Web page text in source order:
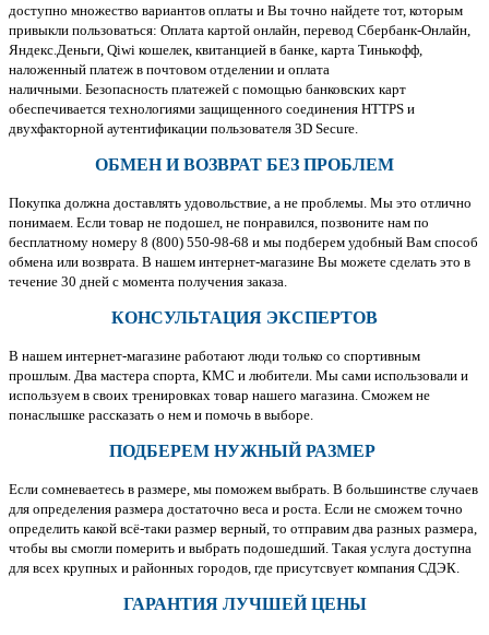
доступно множество вариантов оплаты и Вы точно найдете тот, которым
привыкли пользоваться: Оплата картой онлайн, перевод Сбербанк-Онлайн,
Яндекс.Деньги, Qiwi кошелек, квитанцией в банке, карта Тинькофф,
наложенный платеж в почтовом отделении и оплата
наличными. Безопасность платежей с помощью банковских карт
обеспечивается технологиями защищенного соединения HTTPS и
двухфакторной аутентификации пользователя 3D Secure.
ОБМЕН И ВОЗВРАТ БЕЗ ПРОБЛЕМ
Покупка должна доставлять удовольствие, а не проблемы. Мы это отлично
понимаем. Если товар не подошел, не понравился, позвоните нам по
бесплатному номеру 8 (800) 550-98-68 и мы подберем удобный Вам способ
обмена или возврата. В нашем интернет-магазине Вы можете сделать это в
течение 30 дней с момента получения заказа.
КОНСУЛЬТАЦИЯ ЭКСПЕРТОВ
В нашем интернет-магазине работают люди только со спортивным
прошлым. Два мастера спорта, КМС и любители. Мы сами использовали и
используем в своих тренировках товар нашего магазина. Сможем не
понаслышке рассказать о нем и помочь в выборе.
ПОДБЕРЕМ НУЖНЫЙ РАЗМЕР
Если сомневаетесь в размере, мы поможем выбрать. В большинстве случаев
для определения размера достаточно веса и роста. Если не сможем точно
определить какой всё-таки размер верный, то отправим два разных размера,
чтобы вы смогли померить и выбрать подошедший. Такая услуга доступна
для всех крупных и районных городов, где присутсвует компания СДЭК.
ГАРАНТИЯ ЛУЧШЕЙ ЦЕНЫ